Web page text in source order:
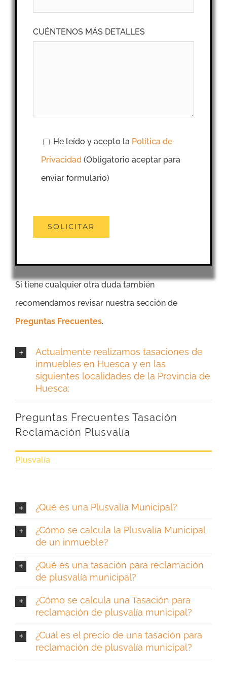
CUÉNTENOS MÁS DETALLES
He leído y acepto la Política de
Privacidad (Obligatorio aceptar para
enviar formulario)
Si tiene cualquier otra duda también
recomendamos revisar nuestra sección de
Preguntas Frecuentes.
Actualmente realizamos tasaciones de
inmuebles en Huesca y en las
siguientes localidades de la Provincia de
Huesca:
Preguntas Frecuentes Tasación
Reclamación Plusvalía
Plusvalía
¿Qué es una Plusvalía Municipal?
¿Cómo se calcula la Plusvalía Municipal
de un inmueble?
¿Qué es una tasación para reclamación
de plusvalía municipal?
¿Cómo se calcula una Tasación para
reclamación de plusvalía municipal?
¿Cuál es el precio de una tasación para
reclamación de plusvalía municipal?